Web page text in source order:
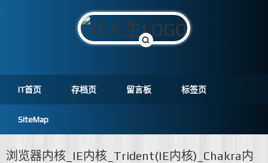
IT首页 存档页 留言板 标签页
SiteMap
浏览器内核_IE内核_Trident(IE内核)_Chakra内